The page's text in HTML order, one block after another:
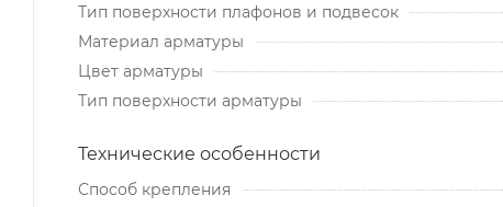
Тип поверхности плафонов и подвесок
Материал арматуры
Цвет арматуры
Тип поверхности арматуры
Технические особенности
Способ крепления